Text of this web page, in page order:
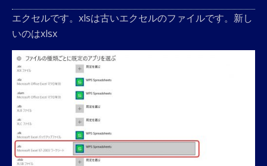
エクセルです。xlsは古いエクセルのファイルです。新し
いのはxlsx